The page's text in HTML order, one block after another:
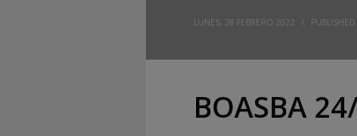
LUNES, 28 FEBRERO 2022 /
BOASBA